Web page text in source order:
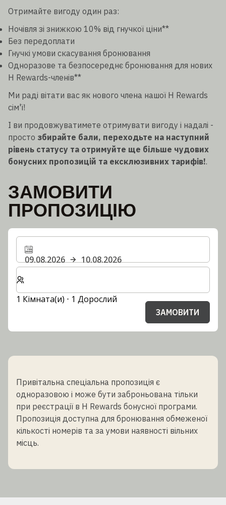
Отримайте вигоду один раз:
Ночівля зі знижкою 10% від гнучкої ціни**
Без передоплати
Гнучкі умови скасування бронювання
Одноразове та безпосереднє бронювання для нових
H Rewards-членів**
Ми раді вітати вас як нового члена нашої H Rewards
сім'ї!
І ви продовжуватимете отримувати вигоду і надалі -
просто збирайте бали, переходьте на наступний
рівень статусу та отримуйте ще більше чудових
бонусних пропозицій та ексклюзивних тарифів!.
ЗАМОВИТИ
ПРОПОЗИЦІЮ
09.08.2026
10.08.2026
Виберіть кількість кімнат та гостей для вашого
1 Кімната(и) ⋅ 1 Дорослий
ЗАМОВИТИ
Привітальна спеціальна пропозиція є
одноразовою і може бути заброньована тільки
при реєстрації в H Rewards бонусної програми.
Пропозиція доступна для бронювання обмеженої
кількості номерів та за умови наявності вільних
місць.